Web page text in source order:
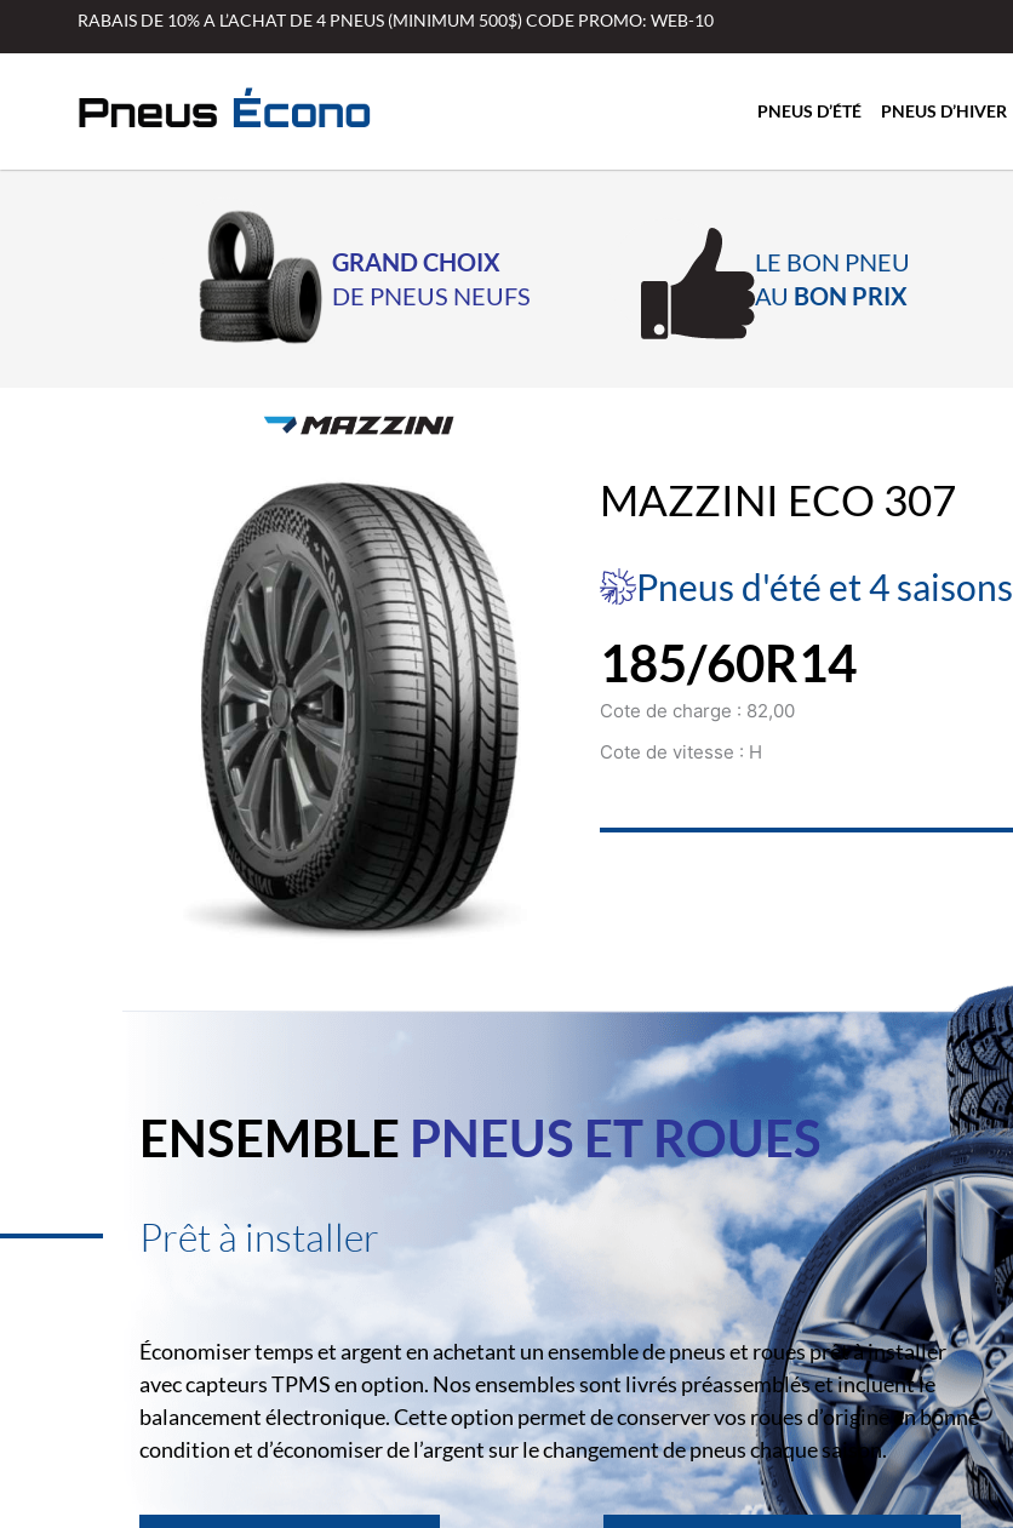
RABAIS DE 10% A L’ACHAT DE 4 PNEUS (MINIMUM 500$) CODE PROMO: WEB-10
PNEUS D’ÉTÉ PNEUS D’HIVER
GRAND CHOIX
DE PNEUS NEUFS
LE BON PNEU
AU BON PRIX
MAZZINI ECO 307
Pneus d'été et 4 saisons
185/60R14
Cote de charge : 82,00
Cote de vitesse : H
ENSEMBLE PNEUS ET ROUES
Prêt à installer
Économiser temps et argent en achetant un ensemble de pneus et roues prêt à installer
avec capteurs TPMS en option. Nos ensembles sont livrés préassemblés et incluent le
balancement électronique. Cette option permet de conserver vos roues d’origine en bonne
condition et d’économiser de l’argent sur le changement de pneus chaque saison.